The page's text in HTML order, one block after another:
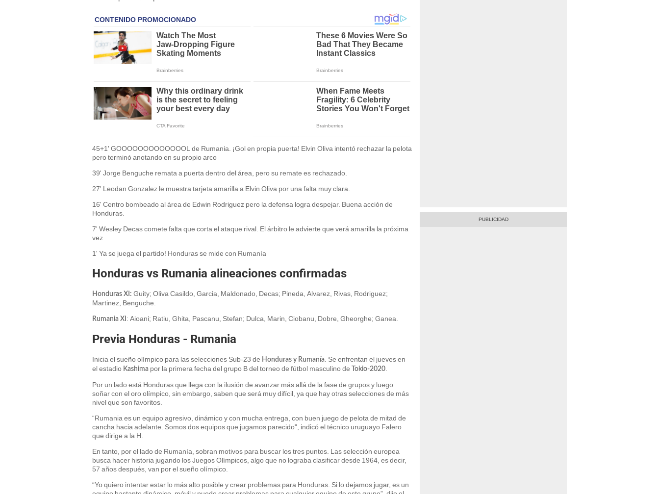
45+1' GOOOOOOOOOOOOOL de Rumania. ¡Gol en propia puerta! Elvin Oliva intentó rechazar la pelota
pero terminó anotando en su propio arco
39' Jorge Benguche remata a puerta dentro del área, pero su remate es rechazado.
27' Leodan Gonzalez le muestra tarjeta amarilla a Elvin Oliva por una falta muy clara.
16' Centro bombeado al área de Edwin Rodriguez pero la defensa logra despejar. Buena acción de
Honduras.
7' Wesley Decas comete falta que corta el ataque rival. El árbitro le advierte que verá amarilla la próxima
vez
1' Ya se juega el partido! Honduras se mide con Rumanía
Honduras vs Rumania alineaciones confirmadas
Honduras XI: Guity; Oliva Casildo, Garcia, Maldonado, Decas; Pineda, Alvarez, Rivas, Rodriguez;
Martinez, Benguche.
Rumania XI : Aioani; Ratiu, Ghita, Pascanu, Stefan; Dulca, Marin, Ciobanu, Dobre, Gheorghe; Ganea.
Previa Honduras - Rumania
Inicia el sueño olímpico para las selecciones Sub-23 de Honduras y Rumanía . Se enfrentan el jueves en
el estadio Kashima por la primera fecha del grupo B del torneo de fútbol masculino de Tokio-2020
Por un lado está Honduras que llega con la ilusión de avanzar más allá de la fase de grupos y luego
soñar con el oro olímpico, sin embargo, saben que será muy difícil, ya que hay otras selecciones de más
nivel que son favoritos.
“Rumania es un equipo agresivo, dinámico y con mucha entrega, con buen juego de pelota de mitad de
cancha hacia adelante. Somos dos equipos que jugamos parecido", indicó el técnico uruguayo Falero
que dirige a la H.
En tanto, por el lado de Rumanía, sobran motivos para buscar los tres puntos. Las selección europea
busca hacer historia jugando los Juegos Olímpicos, algo que no lograba clasificar desde 1964, es decir,
57 años después, van por el sueño olímpico.
“Yo quiero intentar estar lo más alto posible y crear problemas para Honduras. Si lo dejamos jugar, es un